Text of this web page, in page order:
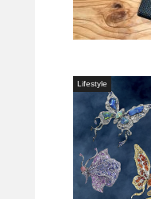
Lifestyle